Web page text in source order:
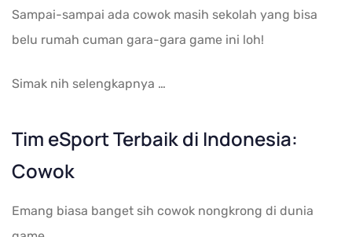
Sampai-sampai ada cowok masih sekolah yang bisa
belu rumah cuman gara-gara game ini loh!
Simak nih selengkapnya …
Tim eSport Terbaik di Indonesia:
Cowok
Emang biasa banget sih cowok nongkrong di dunia